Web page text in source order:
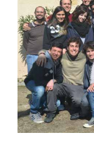
Image